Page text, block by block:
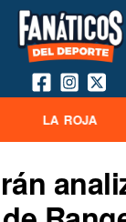
LA ROJA